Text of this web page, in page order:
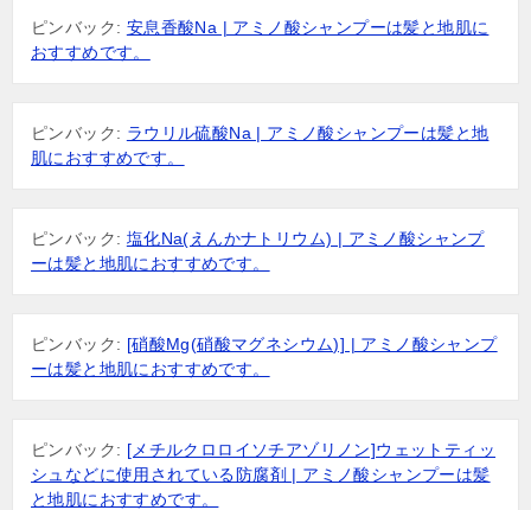
ピンバック: 安息香酸Na | アミノ酸シャンプーは髪と地肌に
おすすめです。
ピンバック: ラウリル硫酸Na | アミノ酸シャンプーは髪と地
肌におすすめです。
ピンバック: 塩化Na(えんかナトリウム) | アミノ酸シャンプ
ーは髪と地肌におすすめです。
ピンバック: [硝酸Mg(硝酸マグネシウム)] | アミノ酸シャンプ
ーは髪と地肌におすすめです。
ピンバック: [メチルクロロイソチアゾリノン]ウェットティッ
シュなどに使用されている防腐剤 | アミノ酸シャンプーは髪
と地肌におすすめです。